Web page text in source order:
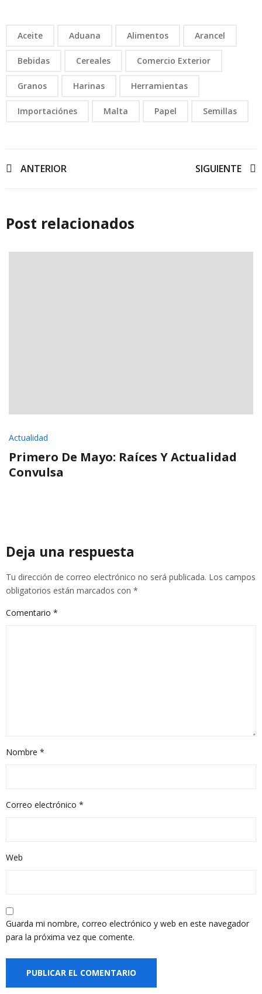
Aceite Aduana Alimentos Arancel
Bebidas Cereales Comercio Exterior
Granos Harinas Herramientas
Importaciónes Malta Papel Semillas
ANTERIOR SIGUIENTE
Post relacionados
Actualidad
Primero De Mayo: Raíces Y Actualidad
Convulsa
Deja una respuesta
Tu dirección de correo electrónico no será publicada. Los campos
obligatorios están marcados con *
Comentario *
Nombre *
Correo electrónico *
Web
Guarda mi nombre, correo electrónico y web en este navegador
para la próxima vez que comente.